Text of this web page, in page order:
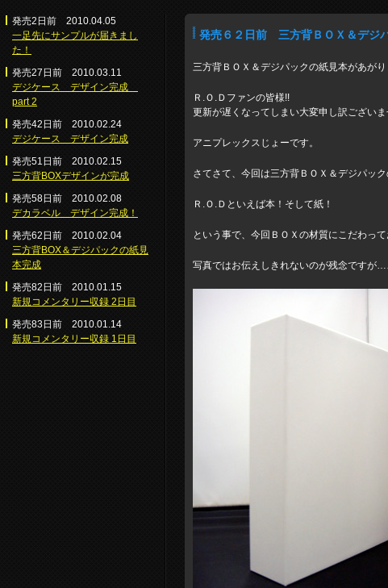
発売2日前 2010.04.05
一足先にサンプルが届きまし
た！
発売27日前 2010.03.11
デジケース デザイン完成
part 2
発売42日前 2010.02.24
デジケース デザイン完成
発売51日前 2010.02.15
三方背BOXデザインが完成
発売58日前 2010.02.08
デカラベル デザイン完成！
発売62日前 2010.02.04
三方背BOX＆デジパックの紙見
本完成
発売82日前 2010.01.15
新規コメンタリー収録 2日目
発売83日前 2010.01.14
新規コメンタリー収録 1日目
発売６２日前 三方背ＢＯＸ＆デジ
三方背ＢＯＸ＆デジパックの紙見本があがり
Ｒ.Ｏ.Ｄファンの皆様!!
更新が遅くなってしまい大変申し訳ございま
アニプレックスじょーです。
さてさて、今回は三方背ＢＯＸ＆デジパッ
Ｒ.Ｏ.Ｄといえば本！そして紙！
という事で、今回ＢＯＸの材質にこだわって
写真ではお伝えしきれないのが残念ですが